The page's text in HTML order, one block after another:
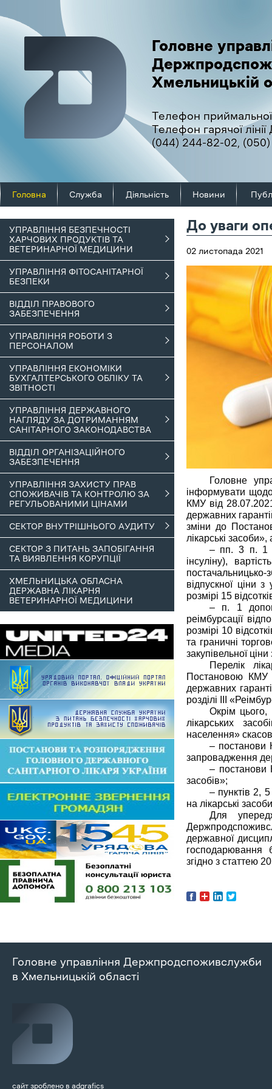
Головне
Хмельницькій
Телефон
Телефон гарячої
(044) 244-82-02,
Головна Служба Діяльність Новини
УПРАВЛІННЯ БЕЗПЕЧНОСТІ
ХАРЧОВИХ ПРОДУКТІВ ТА
ВЕТЕРИНАРНОЇ МЕДИЦИНИ
УПРАВЛІННЯ ФІТОСАНІТАРНОЇ
БЕЗПЕКИ
ВІДДІЛ ПРАВОВОГО
ЗАБЕЗПЕЧЕННЯ
УПРАВЛІННЯ РОБОТИ З
ПЕРСОНАЛОМ
УПРАВЛІННЯ ЕКОНОМІКИ
БУХГАЛТЕРСЬКОГО ОБЛІКУ ТА
ЗВІТНОСТІ
УПРАВЛІННЯ ДЕРЖАВНОГО
НАГЛЯДУ ЗА ДОТРИМАННЯМ
САНІТАРНОГО ЗАКОНОДАВСТВА
ВІДДІЛ ОРГАНІЗАЦІЙНОГО
ЗАБЕЗПЕЧЕННЯ
УПРАВЛІННЯ ЗАХИСТУ ПРАВ
СПОЖИВАЧІВ ТА КОНТРОЛЮ ЗА
РЕГУЛЬОВАНИМИ ЦІНАМИ
СЕКТОР ВНУТРІШНЬОГО АУДИТУ
СЕКТОР З ПИТАНЬ ЗАПОБІГАННЯ
ТА ВИЯВЛЕННЯ КОРУПЦІЇ
ХМЕЛЬНИЦЬКА ОБЛАСНА
ДЕРЖАВНА ЛІКАРНЯ
ВЕТЕРИНАРНОЇ МЕДИЦИНИ
До уваги
02 листопада 2021
Головне
інформувати
КМУ від
державних
зміни до
лікарські
– пп. 3 п. 1
інсуліну),
відпускної ціни
розмірі 15
– п. 1
реімбурсації
розмірі 10
та граничні
закупівельної
Перелік
Постановою КМУ
державних
розділі ІІІ
Окрім
лікарських
населення»
– постанови
запровадження
– постанови
засобів»;
– пунктів 2,
на лікарські
Для
державної
господарювання
згідно з статтею
Головне управління Держпродспоживслужби
в Хмельницькій області
сайт зроблено в adgrafics